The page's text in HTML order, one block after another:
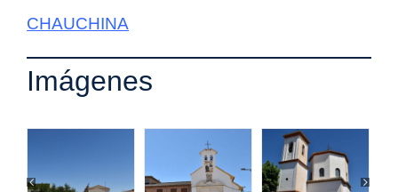
CHAUCHINA
Imágenes